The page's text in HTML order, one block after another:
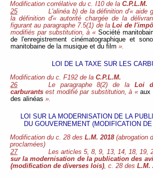
Modification corrélative du c. I10 de la C.P.L.M.
25
L'alinéa b) de la définition d'« aide
la définition d'« autorité chargée de la
figurant au paragraphe 7.5(1) de laLoi de
modifiés par substitution, à «Société
de l'enregistrement cinématographique et
manitobaine de la musique et du film ».
LOI DE LA TAXE SUR LES
Modification du c. F192 de la C.P.L.M.
26
Le paragraphe 8(2) de la Loi
carburantsest modifié par substitution, à «aux
des alinéas ».
LOI SUR LA MODERNISATION DE LA
DU GOUVERNEMENT (MODIFICATION
Modification du c. 28 des L.M. 2018 (abrogation
proclamées)
27
Les articles 5, 8, 9, 13, 14, 18, 19,
sur la modernisation de la publication des
(modification de diverses lois), c. 28 des L.M.